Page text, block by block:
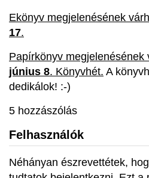
Ekönyv megjelenésének
17.
Papírkönyv megjelenésének
június 8. Könyvhét. A
dedikálok! :-)
5 hozzászólás
Felhasználók
Néhányan észrevettétek,